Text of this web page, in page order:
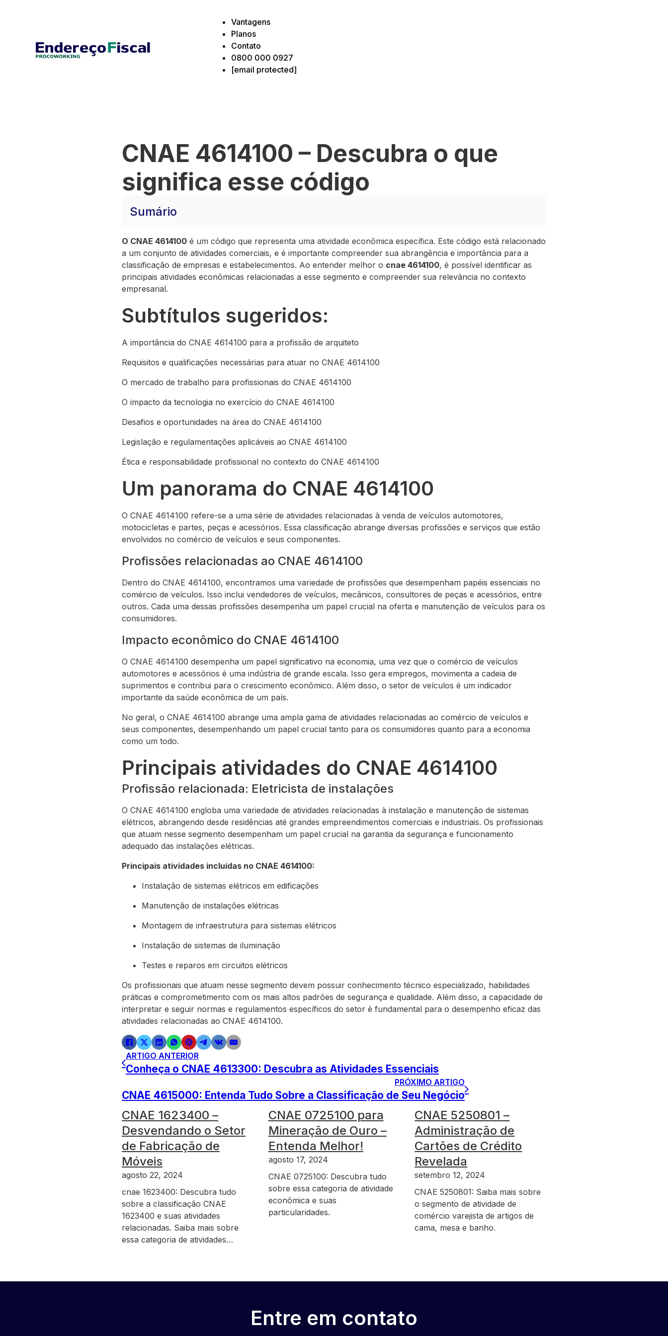
Vantagens
Planos
Contato
0800 000 0927
[email protected]
CNAE 4614100 – Descubra o que
significa esse código
Sumário
O CNAE 4614100 é um código que representa uma atividade econômica específica. Este código está relacionado
a um conjunto de atividades comerciais, e é importante compreender sua abrangência e importância para a
classificação de empresas e estabelecimentos. Ao entender melhor o cnae 4614100, é possível identificar as
principais atividades econômicas relacionadas a esse segmento e compreender sua relevância no contexto
empresarial.
Subtítulos sugeridos:
A importância do CNAE 4614100 para a profissão de arquiteto
Requisitos e qualificações necessárias para atuar no CNAE 4614100
O mercado de trabalho para profissionais do CNAE 4614100
O impacto da tecnologia no exercício do CNAE 4614100
Desafios e oportunidades na área do CNAE 4614100
Legislação e regulamentações aplicáveis ao CNAE 4614100
Ética e responsabilidade profissional no contexto do CNAE 4614100
Um panorama do CNAE 4614100
O CNAE 4614100 refere-se a uma série de atividades relacionadas à venda de veículos automotores,
motocicletas e partes, peças e acessórios. Essa classificação abrange diversas profissões e serviços que estão
envolvidos no comércio de veículos e seus componentes.
Profissões relacionadas ao CNAE 4614100
Dentro do CNAE 4614100, encontramos uma variedade de profissões que desempenham papéis essenciais no
comércio de veículos. Isso inclui vendedores de veículos, mecânicos, consultores de peças e acessórios, entre
outros. Cada uma dessas profissões desempenha um papel crucial na oferta e manutenção de veículos para os
consumidores.
Impacto econômico do CNAE 4614100
O CNAE 4614100 desempenha um papel significativo na economia, uma vez que o comércio de veículos
automotores e acessórios é uma indústria de grande escala. Isso gera empregos, movimenta a cadeia de
suprimentos e contribui para o crescimento econômico. Além disso, o setor de veículos é um indicador
importante da saúde econômica de um país.
No geral, o CNAE 4614100 abrange uma ampla gama de atividades relacionadas ao comércio de veículos e
seus componentes, desempenhando um papel crucial tanto para os consumidores quanto para a economia
como um todo.
Principais atividades do CNAE 4614100
Profissão relacionada: Eletricista de instalações
O CNAE 4614100 engloba uma variedade de atividades relacionadas à instalação e manutenção de sistemas
elétricos, abrangendo desde residências até grandes empreendimentos comerciais e industriais. Os profissionais
que atuam nesse segmento desempenham um papel crucial na garantia da segurança e funcionamento
adequado das instalações elétricas.
Principais atividades incluídas no CNAE 4614100:
Instalação de sistemas elétricos em edificações
Manutenção de instalações elétricas
Montagem de infraestrutura para sistemas elétricos
Instalação de sistemas de iluminação
Testes e reparos em circuitos elétricos
Os profissionais que atuam nesse segmento devem possuir conhecimento técnico especializado, habilidades
práticas e comprometimento com os mais altos padrões de segurança e qualidade. Além disso, a capacidade de
interpretar e seguir normas e regulamentos específicos do setor é fundamental para o desempenho eficaz das
atividades relacionadas ao CNAE 4614100.
ARTIGO ANTERIOR
Conheça o CNAE 4613300: Descubra as Atividades Essenciais
PRÓXIMO ARTIGO
CNAE 4615000: Entenda Tudo Sobre a Classificação de Seu Negócio
CNAE 1623400 –
Desvendando o Setor
de Fabricação de
Móveis
agosto 22, 2024
cnae 1623400: Descubra tudo
sobre a classificação CNAE
1623400 e suas atividades
relacionadas. Saiba mais sobre
essa categoria de atividades…
CNAE 0725100 para
Mineração de Ouro –
Entenda Melhor!
agosto 17, 2024
CNAE 0725100: Descubra tudo
sobre essa categoria de atividade
econômica e suas
particularidades.
CNAE 5250801 –
Administração de
Cartões de Crédito
Revelada
setembro 12, 2024
CNAE 5250801: Saiba mais sobre
o segmento de atividade de
comércio varejista de artigos de
cama, mesa e banho.
Entre em contato